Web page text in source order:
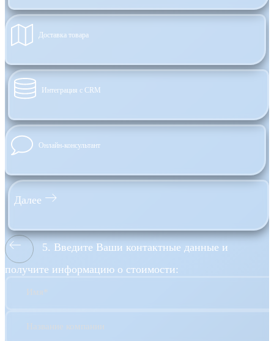
Доставка товара
Интеграция с CRM
Онлайн-консультант
Далее
5. Введите Ваши контактные данные и
получите информацию о стоимости:
Имя*
Название компании